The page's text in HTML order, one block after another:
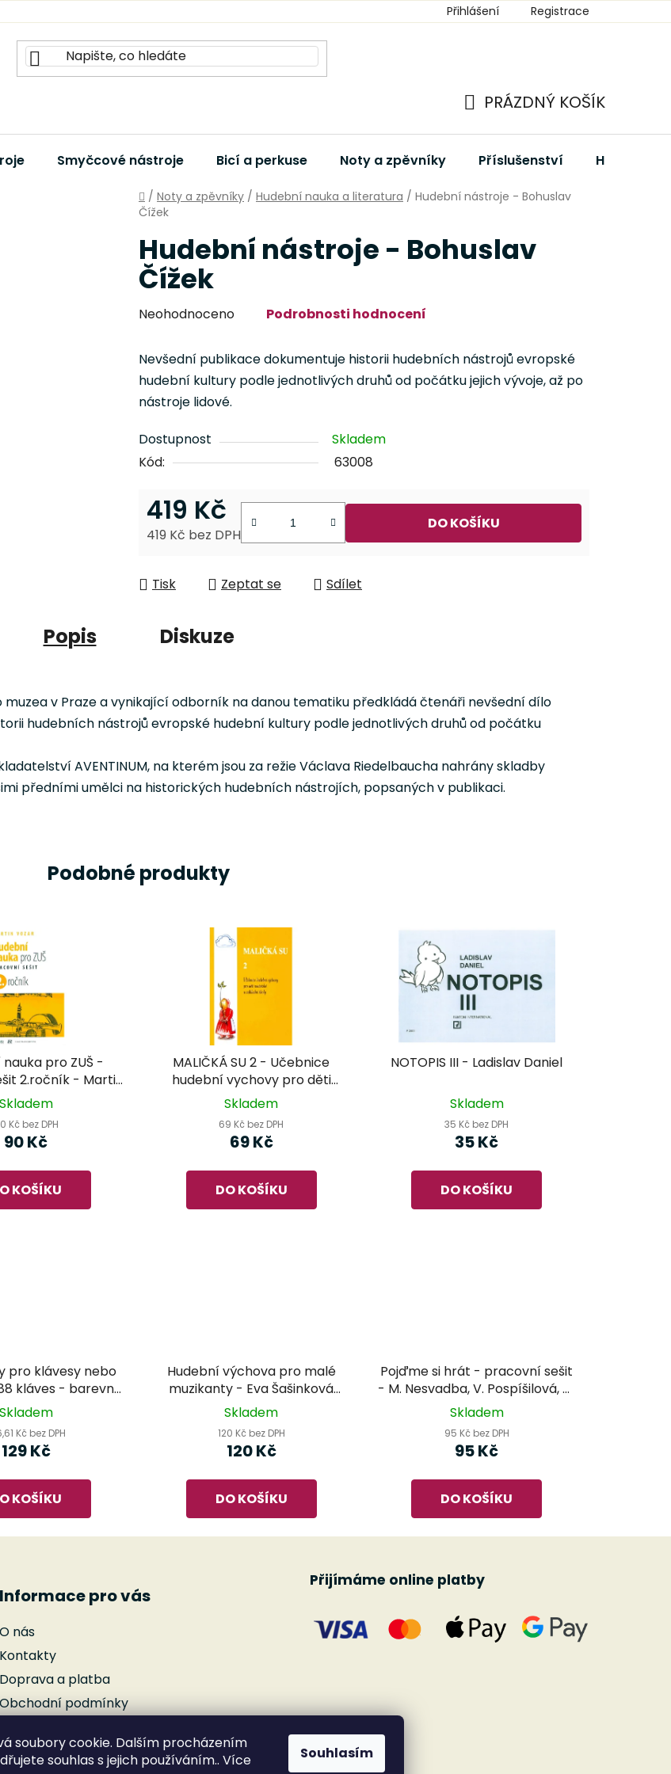
soubory cookie. Dalším procházením
souhlas s jejich používáním.. Více
Souhlasím
Přihlášení Registrace
KOŠÍK
PRÁZDNÝ KOŠÍK
Smyčcové nástroje Bicí a perkuse Noty a zpěvníky Příslušenství Hudební
Domů
/ Noty a zpěvníky / Hudební nauka a literatura / Hudební nástroje - Bohuslav
Čížek
Hudební nástroje - Bohuslav
Čížek
Průměrné
produktu
je
0,0
5
hvězdiček.
Neohodnoceno Podrobnosti hodnocení
Nevšední publikace dokumentuje historii hudebních nástrojů evropské
hudební kultury podle jednotlivých druhů od počátku jejich vývoje, až po
nástroje lidové.
Dostupnost
Skladem
Kód:
63008
419 Kč
419 Kč bez DPH
DO KOŠÍKU
Tisk Zeptat se Sdílet
Popis Diskuze
v Praze a vynikající odborník na danou tematiku předkládá čtenáři nevšední dílo
hudebních nástrojů evropské hudební kultury podle jednotlivých druhů od počátku
AVENTINUM, na kterém jsou za režie Václava Riedelbaucha nahrány skladby
předními umělci na historických hudebních nástrojích, popsaných v publikaci.
Podobné produkty
pro ZUŠ -
2.ročník - Martin
Vozar
Skladem
Kč bez DPH
90 Kč
KOŠÍKU
MALIČKÁ SU 2 - Učebnice
hudební vychovy pro děti
mateřské a základní školy
Skladem
69 Kč bez DPH
69 Kč
DO KOŠÍKU
NOTOPIS III - Ladislav Daniel
Skladem
35 Kč bez DPH
35 Kč
DO KOŠÍKU
pro klávesy nebo
kláves - barevný
tisk
Skladem
Kč bez DPH
129 Kč
KOŠÍKU
Hudební výchova pro malé
muzikanty - Eva Šašinková
(Hudební základy - pracovní
Skladem
120 Kč bez DPH
120 Kč
DO KOŠÍKU
Pojďme si hrát - pracovní sešit
- M. Nesvadba, V. Pospíšilová, M.
Vozar
Skladem
95 Kč bez DPH
95 Kč
DO KOŠÍKU
Informace pro vás
O nás
Kontakty
Doprava a platba
Obchodní podmínky
Přijímáme online platby